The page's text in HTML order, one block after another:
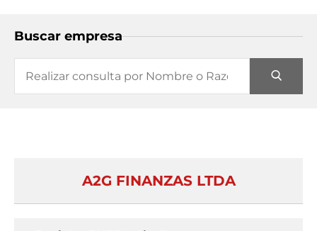
Buscar empresa
A2G FINANZAS LTDA